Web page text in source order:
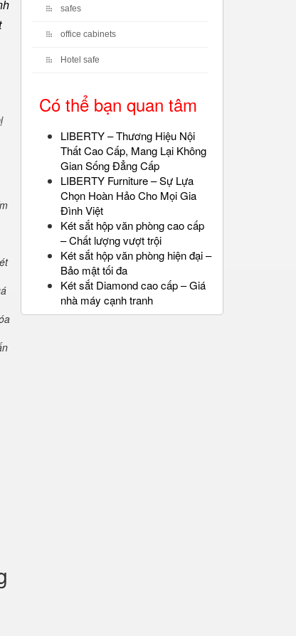
safes
office cabinets
Hotel safe
Có thể bạn quan tâm
LIBERTY – Thương Hiệu Nội
Thất Cao Cấp, Mang Lại Không
Gian Sống Đẳng Cấp
LIBERTY Furniture – Sự Lựa
Chọn Hoàn Hảo Cho Mọi Gia
Đình Việt
Két sắt hộp văn phòng cao cấp
– Chất lượng vượt trội
Két sắt hộp văn phòng hiện đại –
Bảo mật tối đa
Két sắt Diamond cao cấp – Giá
nhà máy cạnh tranh